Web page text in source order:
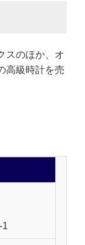
スのほか、オ
高級時計を売
1